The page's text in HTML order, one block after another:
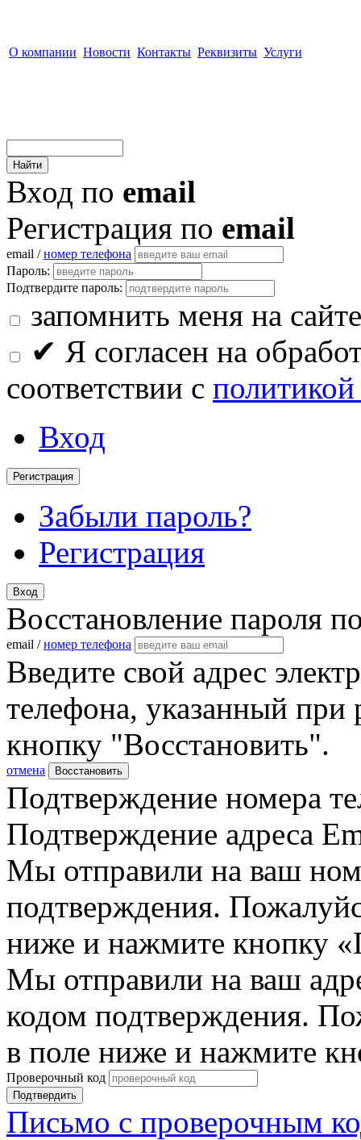
О компании Новости Контакты Реквизиты Услуги
Вход по email
Регистрация по email
email /номер телефона
Пароль:
Подтвердите пароль:
запомнить меня на сайте
✔ Я согласен на
соответствии с
Вход
Регистрация
Забыли пароль?
Регистрация
Вход
Восстановление пароля
email /номер телефона
Введите свой адрес
телефона, указанный при
кнопку "Восстановить".
отмена Восстановить
Подтверждение номера
Подтверждение адреса
Мы отправили на ваш
подтверждения.
ниже и нажмите кнопку
Мы отправили на ваш
кодом подтверждения.
в поле ниже и нажмите
Проверочный код
Подтвердить
Письмо с проверочным